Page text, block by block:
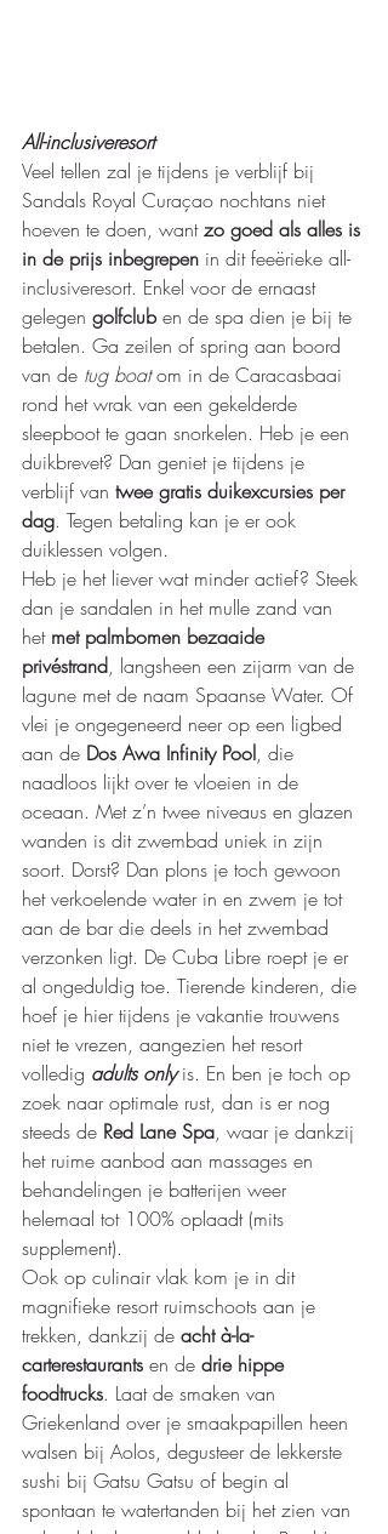
All-inclusiveresort
Veel tellen zal je tijdens je verblijf bij
Sandals Royal Curaçao nochtans niet
hoeven te doen, want zo goed als alles is
in de prijs inbegrepen in dit feeërieke all-
inclusiveresort. Enkel voor de ernaast
gelegen golfclub en de spa dien je bij te
betalen. Ga zeilen of spring aan boord
van de tug boat om in de Caracasbaai
rond het wrak van een gekelderde
sleepboot te gaan snorkelen. Heb je een
duikbrevet? Dan geniet je tijdens je
verblijf van twee gratis duikexcursies per
dag. Tegen betaling kan je er ook
duiklessen volgen.
Heb je het liever wat minder actief? Steek
dan je sandalen in het mulle zand van
het met palmbomen bezaaide
privéstrand, langsheen een zijarm van de
lagune met de naam Spaanse Water. Of
vlei je ongegeneerd neer op een ligbed
aan de Dos Awa Infinity Pool, die
naadloos lijkt over te vloeien in de
oceaan. Met z’n twee niveaus en glazen
wanden is dit zwembad uniek in zijn
soort. Dorst? Dan plons je toch gewoon
het verkoelende water in en zwem je tot
aan de bar die deels in het zwembad
verzonken ligt. De Cuba Libre roept je er
al ongeduldig toe. Tierende kinderen, die
hoef je hier tijdens je vakantie trouwens
niet te vrezen, aangezien het resort
volledig adults only is. En ben je toch op
zoek naar optimale rust, dan is er nog
steeds de Red Lane Spa, waar je dankzij
het ruime aanbod aan massages en
behandelingen je batterijen weer
helemaal tot 100% oplaadt (mits
supplement).
Ook op culinair vlak kom je in dit
magnifieke resort ruimschoots aan je
trekken, dankzij de acht à-la-
carterestaurants en de drie hippe
foodtrucks. Laat de smaken van
Griekenland over je smaakpapillen heen
walsen bij Aolos, degusteer de lekkerste
sushi bij Gatsu Gatsu of begin al
spontaan te watertanden bij het zien van